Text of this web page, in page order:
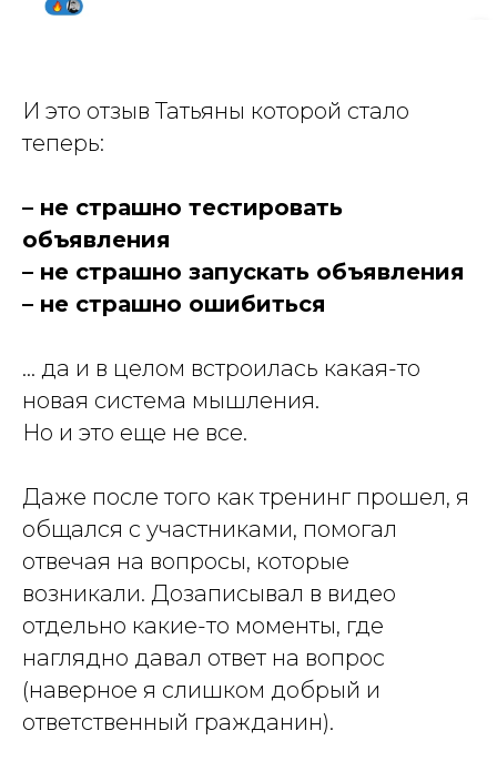
И это отзыв Татьяны которой стало
теперь:
– не страшно тестировать
объявления
– не страшно запускать объявления
– не страшно ошибиться
… да и в целом встроилась какая-то
новая система мышления.
Но и это еще не все.
Даже после того как тренинг прошел, я
общался с участниками, помогал
отвечая на вопросы, которые
возникали. Дозаписывал в видео
отдельно какие-то моменты, где
наглядно давал ответ на вопрос
(наверное я слишком добрый и
ответственный гражданин).